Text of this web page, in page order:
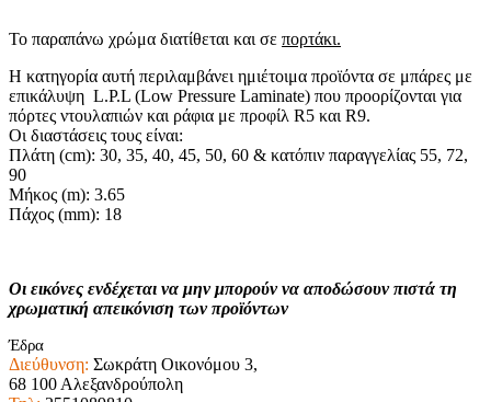
Το παραπάνω χρώμα διατίθεται και σε πορτάκι.
Η κατηγορία αυτή περιλαμβάνει ημιέτοιμα προϊόντα σε μπάρες με
επικάλυψη L.P.L (Low Pressure Laminate) που προορίζονται για
πόρτες ντουλαπιών και ράφια με προφίλ R5 και R9.
Οι διαστάσεις τους είναι:
Πλάτη (cm): 30, 35, 40, 45, 50, 60 & κατόπιν παραγγελίας 55, 72,
90
Μήκος (m): 3.65
Πάχος (mm): 18
Οι εικόνες ενδέχεται να μην μπορούν να αποδώσουν πιστά τη
χρωματική απεικόνιση των προϊόντων
Έδρα
Διεύθυνση: Σωκράτη Οικονόμου 3,
68 100 Αλεξανδρούπολη